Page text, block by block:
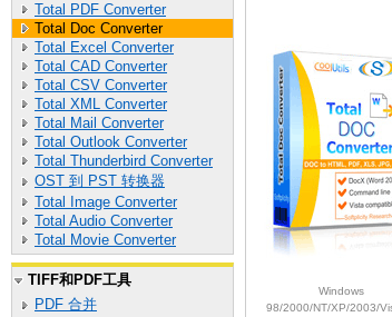
Total PDF Converter
Total Doc Converter
Total Excel Converter
Total CAD Converter
Total CSV Converter
Total XML Converter
Total Mail Converter
Total Outlook Converter
Total Thunderbird Converter
OST 到 PST 转换器
Total Image Converter
Total Audio Converter
Total Movie Converter
TIFF和PDF工具
PDF 合并
Windows
98/2000/NT/XP/2003/